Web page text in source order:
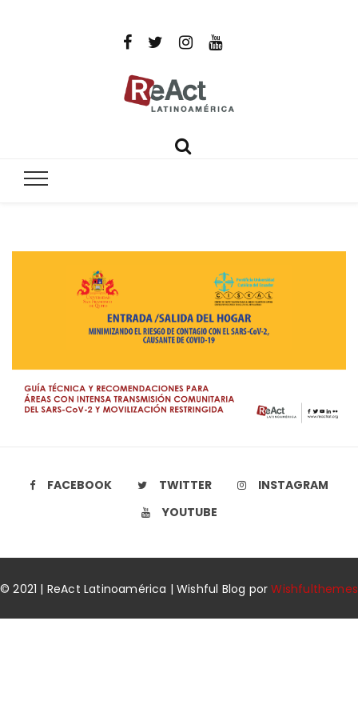
Por un mundo libre de infecciones intratables
FACEBOOK TWITTER
INSTAGRAM
YOUTUBE
© 2021 | ReAct Latinoamérica | Wishful Blog porWishfulthemes